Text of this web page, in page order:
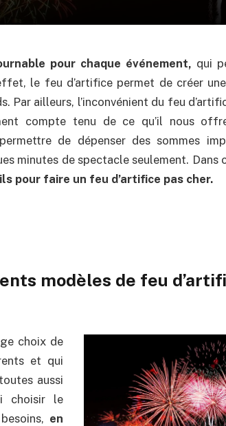
pour chaque événement, qui
le feu d’artifice permet de créer
Par ailleurs, l’inconvénient du feu
compte tenu de ce qu’il nous
de dépenser des sommes
minutes de spectacle seulement. Dans
pour faire un feu d’artifice pas cher.
modèles de feu
choix de
et qui
aussi
choisir le
en